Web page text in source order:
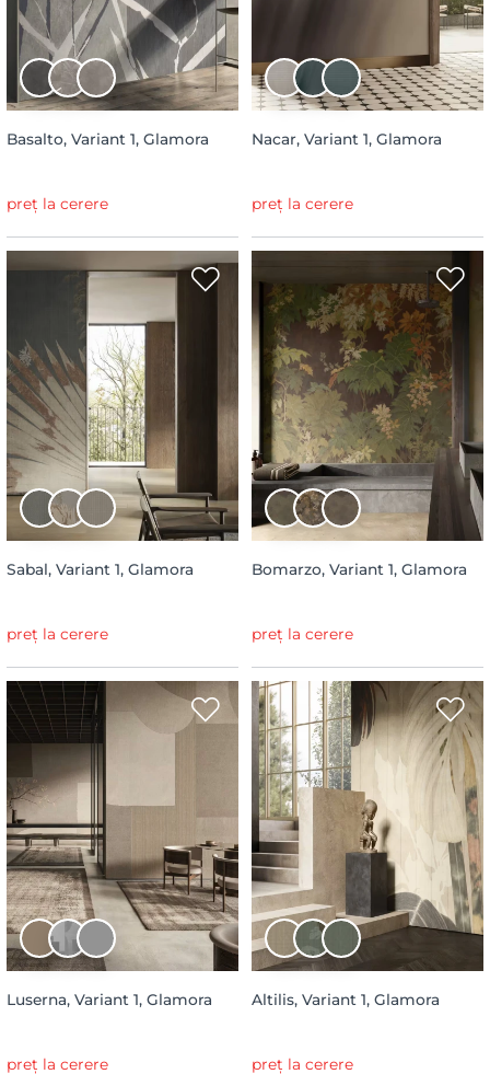
Basalto, Variant 1, Glamora
preț la cerere
Nacar, Variant 1, Glamora
preț la cerere
Sabal, Variant 1, Glamora
preț la cerere
Bomarzo, Variant 1, Glamora
preț la cerere
Luserna, Variant 1, Glamora
preț la cerere
Altilis, Variant 1, Glamora
preț la cerere